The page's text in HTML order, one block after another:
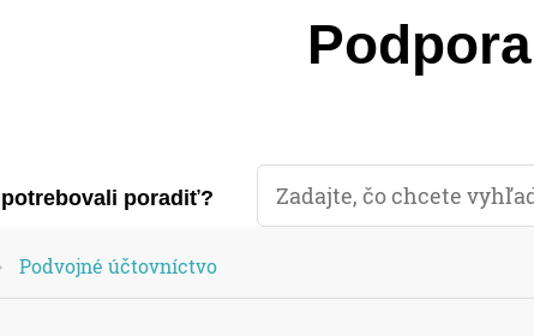
Podpora
poradiť?
Podvojné účtovníctvo